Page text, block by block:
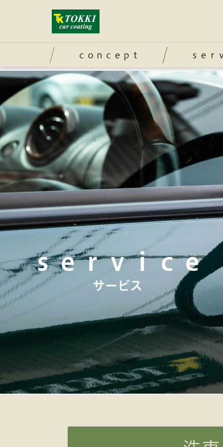
ｃｏｎｃｅｐｔ ｓｅｒ
ｓｅｒｖｉｃｅ
サービス